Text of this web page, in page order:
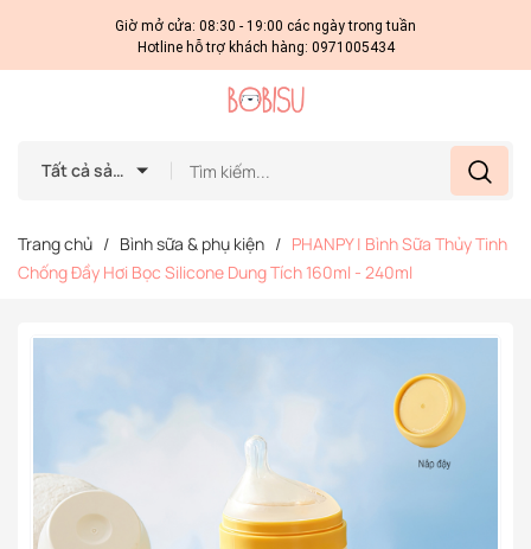
Giờ mở cửa: 08:30 - 19:00 các ngày trong tuần
Hotline hỗ trợ khách hàng: 0971005434
Tất cả sản phẩm
Trang chủ / Bình sữa & phụ kiện / PHANPY | Bình Sữa Thủy Tinh
Chống Đầy Hơi Bọc Silicone Dung Tích 160ml - 240ml